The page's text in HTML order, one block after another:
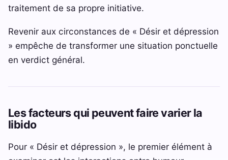
traitement de sa propre initiative.
Revenir aux circonstances de « Désir et dépression
» empêche de transformer une situation ponctuelle
en verdict général.
Les facteurs qui peuvent faire varier la
libido
Pour « Désir et dépression », le premier élément à